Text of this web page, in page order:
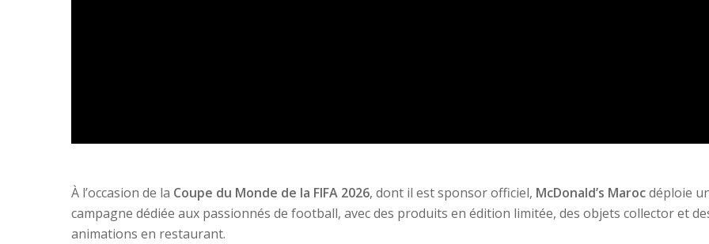
À l’occasion de la Coupe du Monde de la FIFA 2026, dont il est sponsor officiel, McDonald’s Marocdéploie
campagne dédiée aux passionnés de football, avec des produits en édition limitée, des objets collector et
animations en restaurant.